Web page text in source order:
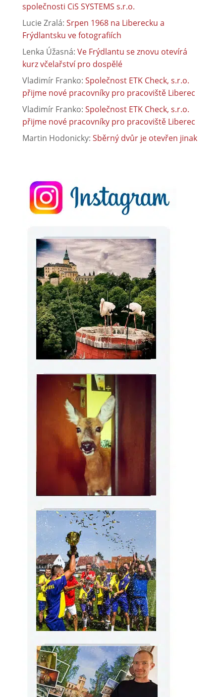
společnosti CiS SYSTEMS s.r.o.
Lucie Zralá: Srpen 1968 na Liberecku a
Frýdlantsku ve fotografiích
Lenka Úžasná: Ve Frýdlantu se znovu otevírá
kurz včelařství pro dospělé
Vladimír Franko: Společnost ETK Check, s.r.o.
přijme nové pracovníky pro pracoviště Liberec
Vladimír Franko: Společnost ETK Check, s.r.o.
přijme nové pracovníky pro pracoviště Liberec
Martin Hodonicky: Sběrný dvůr je otevřen jinak